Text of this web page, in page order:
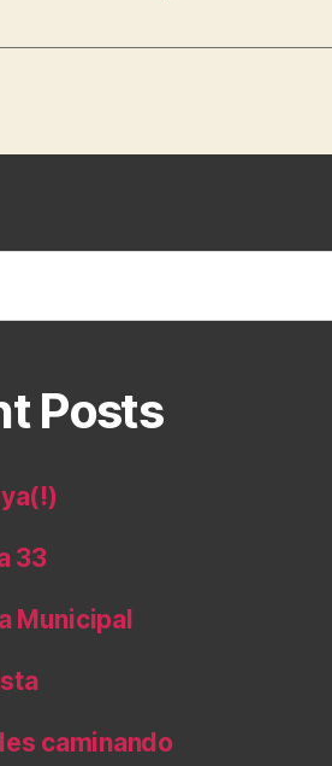
Posts
33
Municipal
caminando